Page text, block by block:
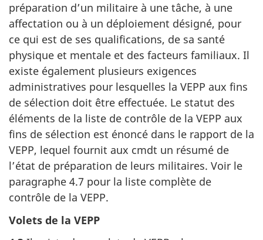
préparation d’un militaire à une tâche, à une
affectation ou à un déploiement désigné, pour
ce qui est de ses qualifications, de sa santé
physique et mentale et des facteurs familiaux. Il
existe également plusieurs exigences
administratives pour lesquelles la VEPP aux fins
de sélection doit être effectuée. Le statut des
éléments de la liste de contrôle de la VEPP aux
fins de sélection est énoncé dans le rapport de la
VEPP, lequel fournit aux cmdt un résumé de
l’état de préparation de leurs militaires. Voir le
paragraphe 4.7 pour la liste complète de
contrôle de la VEPP.
Volets de la VEPP